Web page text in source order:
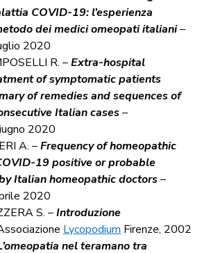
COVID-19: l’esperienza
dei medici omeopati italiani–
2020
R. –Extra-hospital
of symptomatic patients
of remedies and sequences of
Italian cases–
2020
A. –Frequency of homeopathic
19 positive or probable
Italian homeopathic doctors–
2020
S. –Introduzione
Lycopodium Firenze, 2002
nel teramano tra